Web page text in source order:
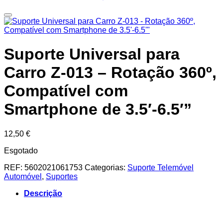
Suporte Universal para
Carro Z-013 – Rotação 360º,
Compatível com
Smartphone de 3.5′-6.5′”
12,50 €
Esgotado
REF: 5602021061753 Categorias: Suporte Telemóvel
Automóvel , Suportes
Descrição